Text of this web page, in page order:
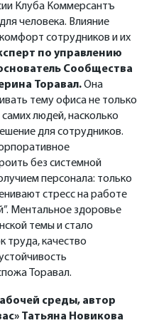
Клуба Коммерсантъ
человека. Влияние
сотрудников и их
по управлению
Сообщества
Торавал.Она
тему офиса не только
людей, насколько
для сотрудников.
без системной
персонала: только
стресс на работе
Ментальное здоровье
темы и стало
качество
Торавал.
среды, автор
Татьяна Новикова